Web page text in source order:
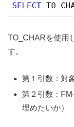
SELECT
TO_CHARを使用
す。
第１引数：対
第２引数：
埋めたいか）